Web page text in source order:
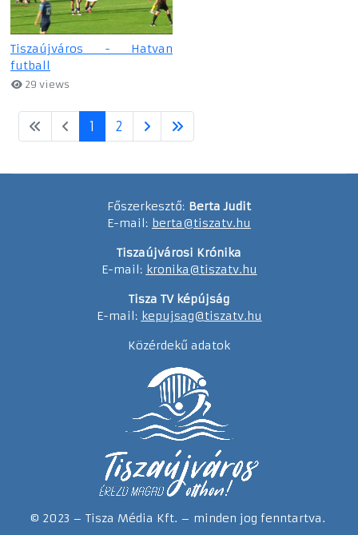
Tiszaújváros - Hatvan
futball
29 views
1 2
Főszerkesztő: Berta Judit
E-mail: berta@tiszatv.hu
Tiszaújvárosi Krónika
E-mail: kronika@tiszatv.hu
Tisza TV képújság
E-mail: kepujsag@tiszatv.hu
Közérdekű adatok
© 2023 – Tisza Média Kft. – minden jog fenntartva.